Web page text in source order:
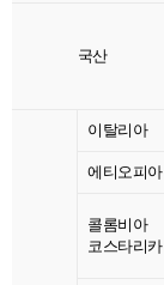
국산
이탈리아
에티오피아
콜롬비아
코스타리카